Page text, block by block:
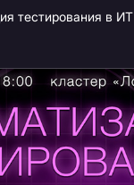
тестирования в ИТ